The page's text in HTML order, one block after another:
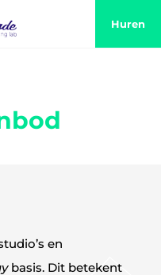
Huren
en
basis. Dit betekent